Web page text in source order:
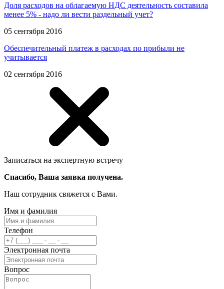
Доля расходов на облагаемую НДС деятельность составила
менее 5% - надо ли вести раздельный учет?
05 сентября 2016
Обеспечительный платеж в расходах по прибыли не
учитывается
02 сентября 2016
Записаться на экспертную встречу
Спасибо, Ваша заявка получена.
Наш сотрудник свяжется с Вами.
Имя и фамилия
Телефон
Электронная почта
Вопрос